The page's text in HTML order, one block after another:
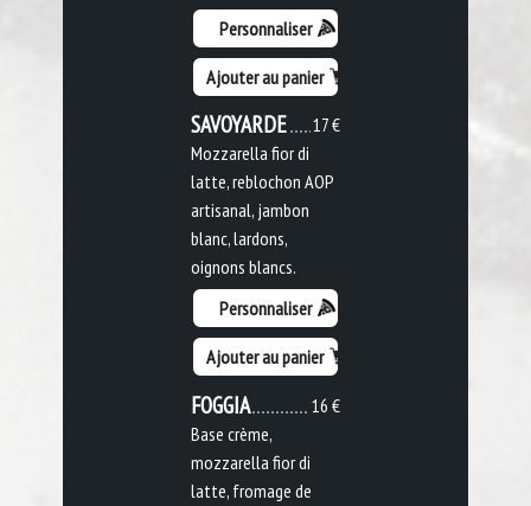
Personnaliser
Ajouter au panier
17 €
SAVOYARDE
Mozzarella fior di
latte, reblochon AOP
artisanal, jambon
blanc, lardons,
oignons blancs.
Personnaliser
Ajouter au panier
16 €
FOGGIA
Base crème,
mozzarella fior di
latte, fromage de